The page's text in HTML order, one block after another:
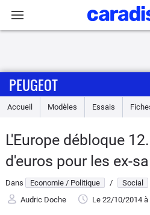
Accueil
Essais
Guide
d'achat
PEUGEOT
Accueil Modèles Essais
L'Europe débloque
d'euros pour les ex-
Dans Economie / Politique /
Social
Audric Doche
Le 22/10/2014 à